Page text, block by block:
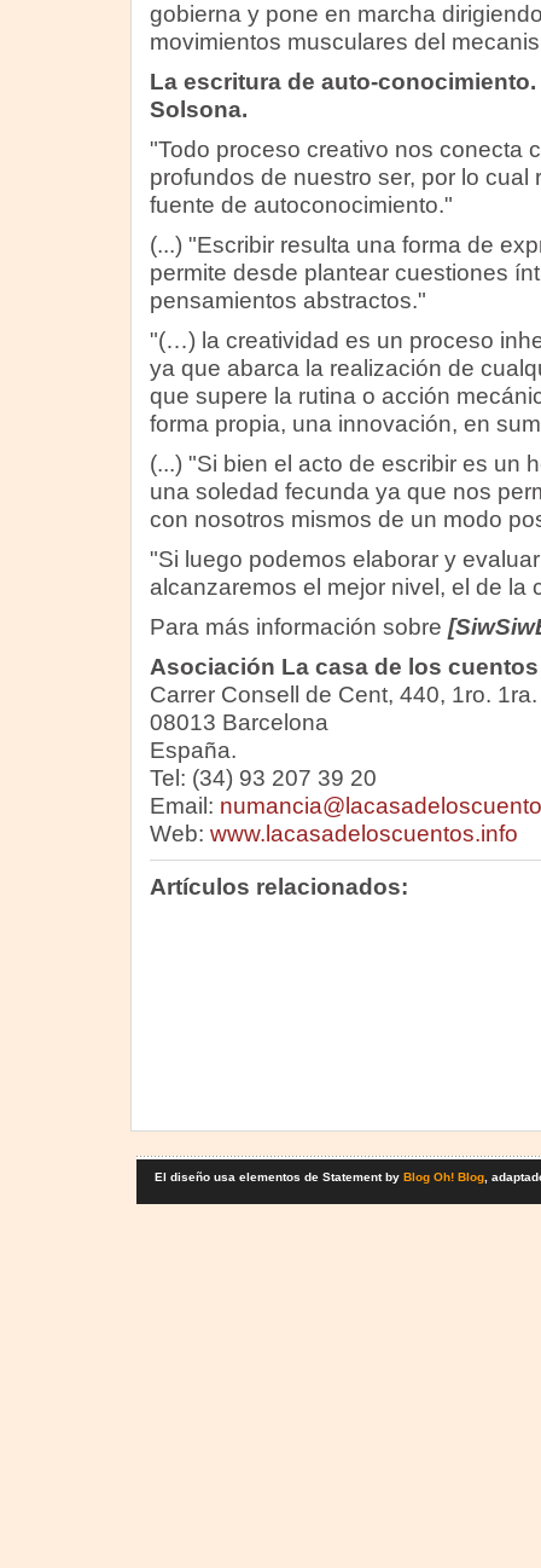
gobierna y pone en marcha
movimientos musculares del
La escritura de auto-conocimiento.
Solsona.
"Todo proceso creativo nos conecta
profundos de nuestro ser, por lo cual
fuente de autoconocimiento."
(...) "Escribir resulta una forma de
permite desde plantear cuestiones
pensamientos abstractos."
"(…) la creatividad es un proceso
ya que abarca la realización de
que supere la rutina o acción
forma propia, una innovación, en
(...) "Si bien el acto de escribir es un
una soledad fecunda ya que nos
con nosotros mismos de un modo
"Si luego podemos elaborar y
alcanzaremos el mejor nivel, el de la
Para más información sobre
Asociación La casa de los cuentos
Carrer Consell de Cent, 440, 1ro. 1ra.
08013 Barcelona
España.
Tel: (34) 93 207 39 20
Email:
Web: www.lacasadeloscuentos.info
Artículos relacionados:
El diseño usa elementos de Statement by Blog Oh! Blog,